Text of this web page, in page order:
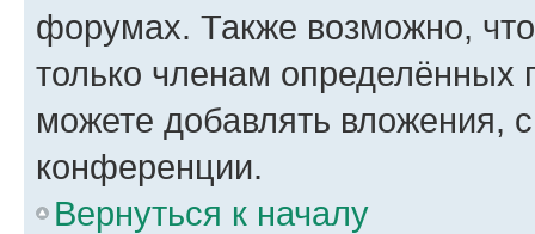
форумах. Также возможно,
только членам определённых
можете добавлять вложения,
конференции.
Вернуться к началу